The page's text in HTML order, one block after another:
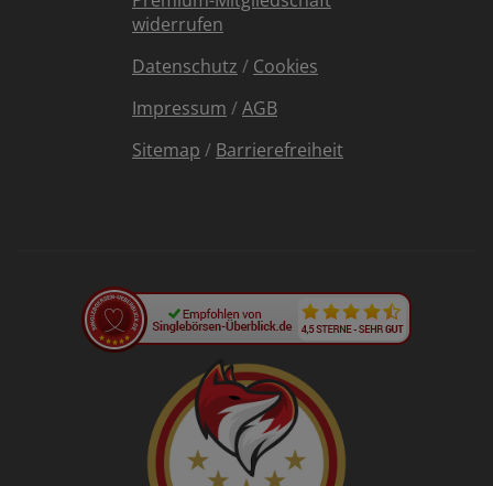
widerrufen
Datenschutz / Cookies
Impressum /AGB
Sitemap / Barrierefreiheit